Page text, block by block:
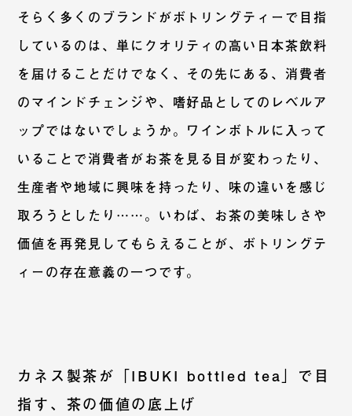
そらく多くのブランドがボトリングティーで目指
しているのは、単にクオリティの高い日本茶飲料
を届けることだけでなく、その先にある、消費者
のマインドチェンジや、嗜好品としてのレベルア
ップではないでしょうか。ワインボトルに入って
いることで消費者がお茶を見る目が変わったり、
生産者や地域に興味を持ったり、味の違いを感じ
取ろうとしたり……。いわば、お茶の美味しさや
価値を再発見してもらえることが、ボトリングテ
ィーの存在意義の一つです。
カネス製茶が「IBUKI bottled tea」で目
指す、茶の価値の底上げ